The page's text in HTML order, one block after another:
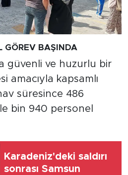
GÖREV BAŞINDA
güvenli ve huzurlu bir
amacıyla kapsamlı
süresince 486
bin 940 personel
Karadeniz'deki saldırı
sonrası Samsun